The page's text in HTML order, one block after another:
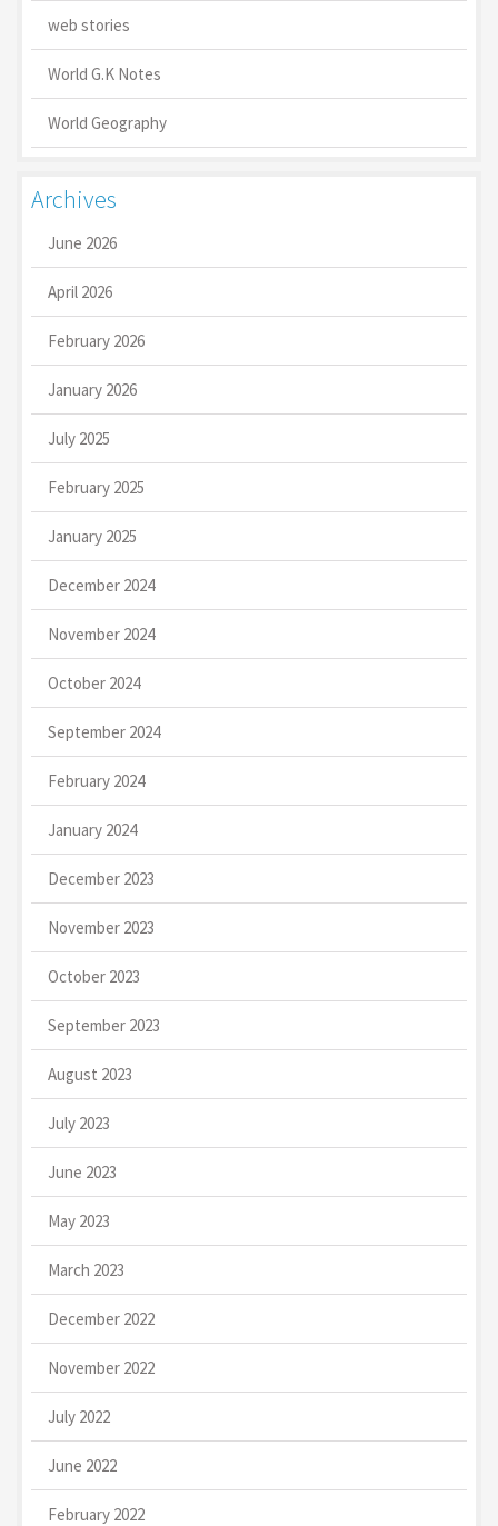
web stories
World G.K Notes
World Geography
Archives
June 2026
April 2026
February 2026
January 2026
July 2025
February 2025
January 2025
December 2024
November 2024
October 2024
September 2024
February 2024
January 2024
December 2023
November 2023
October 2023
September 2023
August 2023
July 2023
June 2023
May 2023
March 2023
December 2022
November 2022
July 2022
June 2022
February 2022